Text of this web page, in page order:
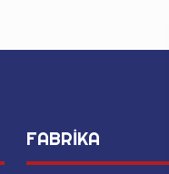
FABRİKA